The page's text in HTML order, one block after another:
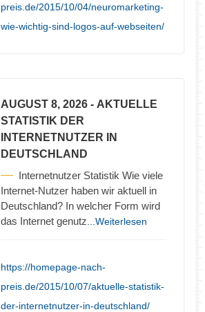
preis.de/2015/10/04/neuromarketing-
wie-wichtig-sind-logos-auf-webseiten/
AUGUST 8, 2026 - AKTUELLE
STATISTIK DER
INTERNETNUTZER IN
DEUTSCHLAND
Internetnutzer Statistik Wie viele
Internet-Nutzer haben wir aktuell in
Deutschland? In welcher Form wird
das Internet genutz ...Weiterlesen
https://homepage-nach-
preis.de/2015/10/07/aktuelle-statistik-
der-internetnutzer-in-deutschland/